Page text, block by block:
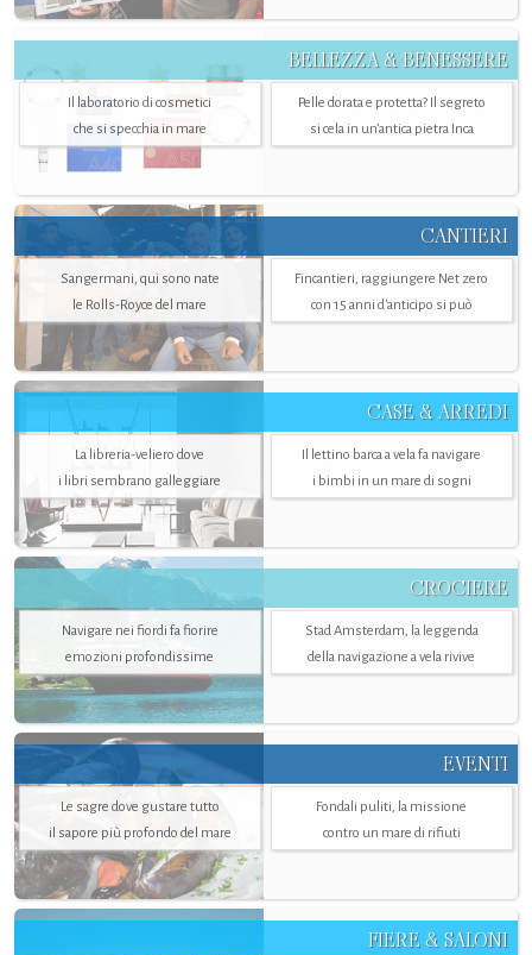
BELLEZZA & BENESSERE
Il laboratorio di cosmetici
che si specchia in mare
Pelle dorata e protetta? Il segreto
si cela in un’antica pietra Inca
CANTIERI
Sangermani, qui sono nate
le Rolls-Royce del mare
Fincantieri, raggiungere Net zero
con 15 anni d'anticipo si può
CASE & ARREDI
La libreria-veliero dove
i libri sembrano galleggiare
Il lettino barca a vela fa navigare
i bimbi in un mare di sogni
CROCIERE
Navigare nei fiordi fa fiorire
emozioni profondissime
Stad Amsterdam, la leggenda
della navigazione a vela rivive
EVENTI
Le sagre dove gustare tutto
il sapore più profondo del mare
Fondali puliti, la missione
contro un mare di rifiuti
FIERE & SALONI